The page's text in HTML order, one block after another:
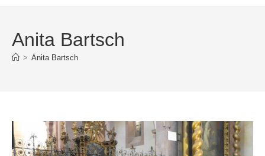
Anita Bartsch
> Anita Bartsch